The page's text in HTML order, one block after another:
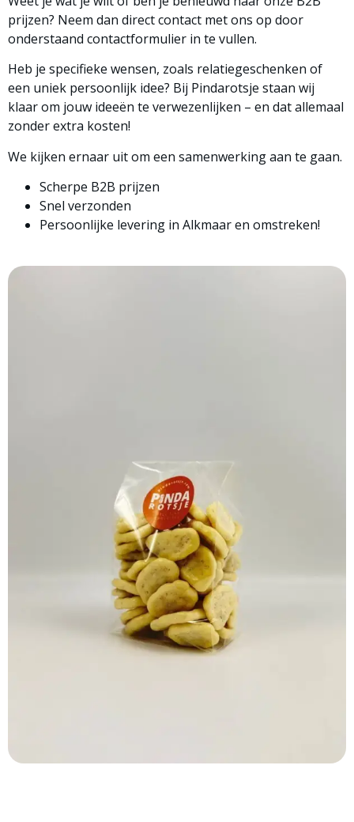
prijzen? Neem dan direct contact met ons op door
onderstaand contactformulier in te vullen.
Heb je specifieke wensen, zoals relatiegeschenken of
een uniek persoonlijk idee? Bij Pindarotsje staan wij
klaar om jouw ideeën te verwezenlijken – en dat allemaal
zonder extra kosten!
We kijken ernaar uit om een samenwerking aan te gaan.
Scherpe B2B prijzen
Snel verzonden
Persoonlijke levering in Alkmaar en omstreken!